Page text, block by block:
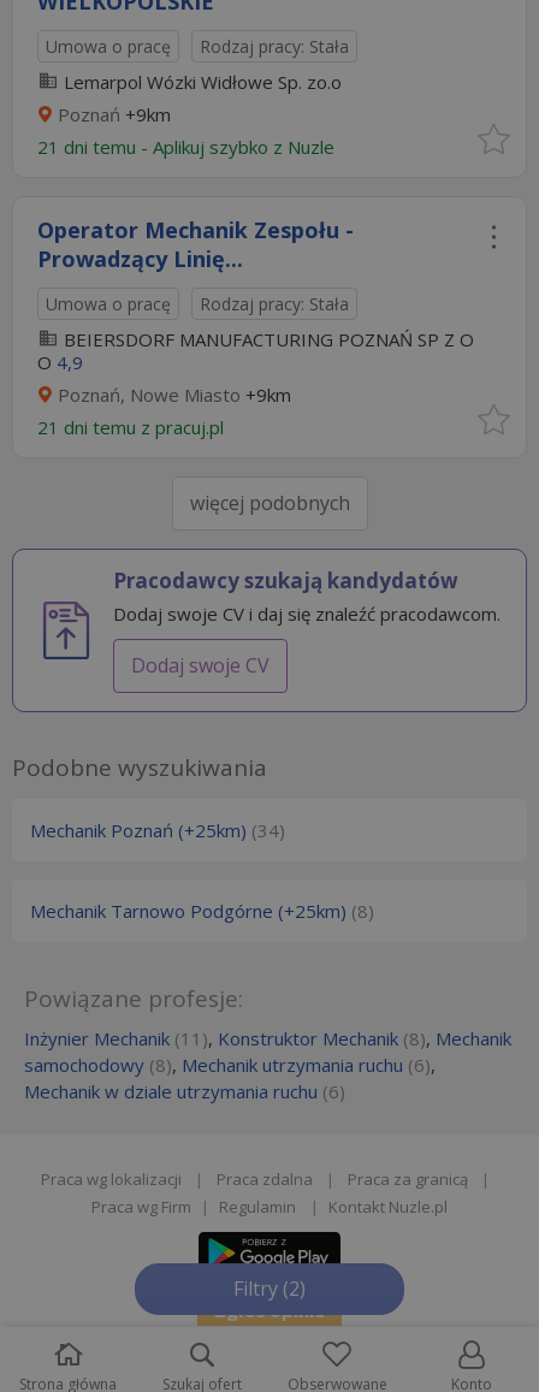
Filtry (2)
Umowa o pracę Rodzaj pracy: Stała
Lemarpol Wózki Widłowe Sp. zo.o
Poznań +9km
21 dni temu - Aplikuj szybko z Nuzle
Operator Mechanik Zespołu -
Prowadzący Linię...
Umowa o pracę Rodzaj pracy: Stała
BEIERSDORF MANUFACTURING POZNAŃ SP Z O
O 4,9
Poznań, Nowe Miasto +9km
21 dni temu z pracuj.pl
więcej podobnych
Pracodawcy szukają kandydatów
Dodaj swoje CV i daj się znaleźć pracodawcom.
Dodaj swoje CV
Podobne wyszukiwania
Mechanik Poznań (+25km) (34)
Mechanik Tarnowo Podgórne (+25km) (8)
Powiązane profesje:
Inżynier Mechanik (11), Konstruktor Mechanik (8), Mechanik
samochodowy (8), Mechanik utrzymania ruchu (6),
Mechanik w dziale utrzymania ruchu (6)
Strona główna Szukaj ofert Obserwowane Konto
Praca wg lokalizacji | Praca zdalna | Praca za granicą
|
Praca wg Firm
| Regulamin | Kontakt Nuzle.pl
Zgłoś opinie